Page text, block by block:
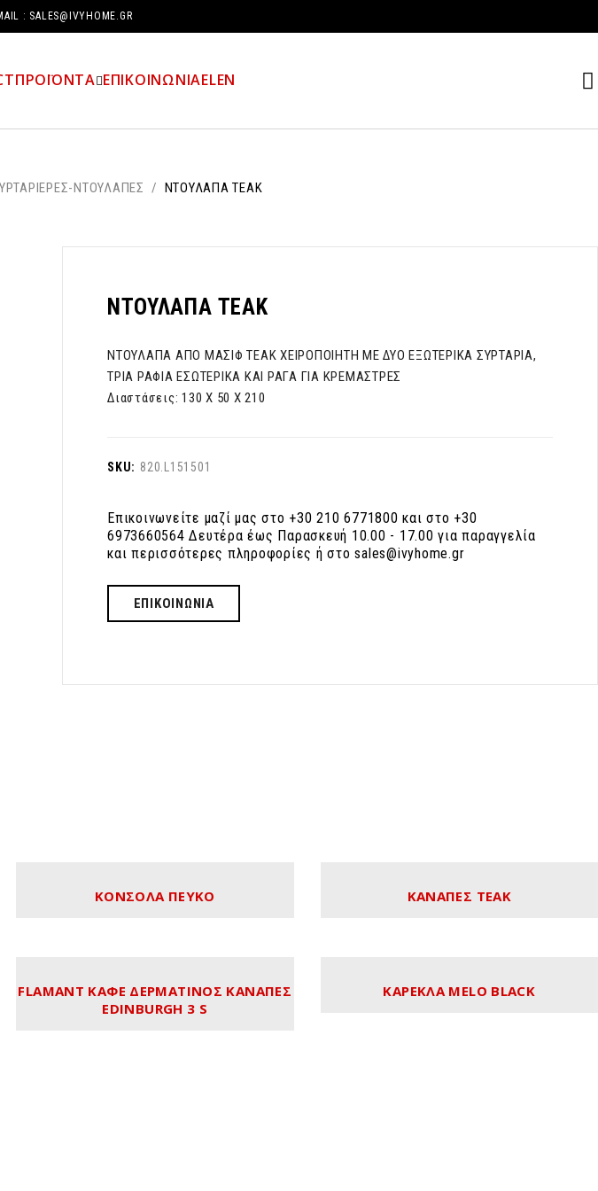
: SALES@IVYHOME.GR
ΠΡΟΪΟΝΤΑ ΕΠΙΚΟΙΝΩΝΙΑELEN
ΝΤΟΥΛΑΠΕΣ / ΝΤΟΥΛΑΠΑ ΤΕΑΚ
ΝΤΟΥΛΑΠΑ ΤΕΑΚ
ΝΤΟΥΛΑΠΑ ΑΠΟ ΜΑΣΙΦ ΤΕΑΚ ΧΕΙΡΟΠΟΙΗΤΗ ΜΕ ΔΥΟ ΕΞΩΤΕΡΙΚΑ ΣΥΡΤΑΡΙΑ,
ΤΡΙΑ ΡΑΦΙΑ ΕΣΩΤΕΡΙΚΑ ΚΑΙ ΡΑΓΑ ΓΙΑ ΚΡΕΜΑΣΤΡΕΣ
Διαστάσεις: 130 Χ 50 Χ 210
SKU: 820.L151501
Επικοινωνείτε μαζί μας στο +30 210 6771800 και στο +30
6973660564 Δευτέρα έως Παρασκευή 10.00 - 17.00 για παραγγελία
και περισσότερες πληροφορίες ή στο sales@ivyhome.gr
ΕΠΙΚΟΙΝΩΝΙΑ
ΚΟΝΣΟΛΑ ΠΕΥΚΟ ΚΑΝΑΠΕΣ TEAK
FLAMANT ΚΑΦΕ ΔΕΡΜΑΤΙΝΟΣ ΚΑΝΑΠΕΣ
EDINBURGH 3 S
ΚΑΡΕΚΛΑ MELO BLACK